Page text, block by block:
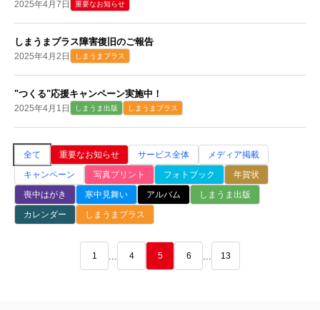
2025年4月7日 重要なお知らせ
しまうまプラス障害復旧のご報告
2025年4月2日 しまうまプラス
"つくる"応援キャンペーン実施中！
2025年4月1日 しまうま出版 しまうまプラス
全て 重要なお知らせ サービス全体
メディア掲載
キャンペーン
写真プリント フォトブック
年賀状
喪中はがき
寒中見舞い アルバム
しまうま出版
カレンダー
しまうまプラス
1 4 5 6 13